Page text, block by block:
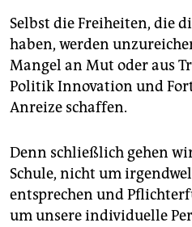
Selbst die Freiheiten, die
haben, werden
Mangel an Mut oder aus
Politik Innovation und
Anreize schaffen.
Denn schließlich gehen
Schule, nicht um
entsprechen und
um unsere individuelle